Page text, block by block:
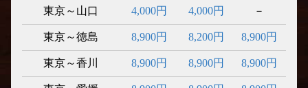
東京～山口 4,000円 4,000円 －
東京～徳島 8,900円 8,200円 8,900円
東京～香川 8,900円 8,900円 8,900円